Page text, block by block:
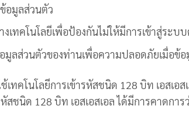
อมูลส่วนตัว
งเทคโนโลยีเพื่อป้องกันไม่ให้มีการเข้าสู่ระ
มูลส่วนตัวของท่านเพื่อความปลอดภัยเมื่อข้
คโนโลยีการเข้ารหัสชนิด 128 บิท เอสเอสเ
หัสชนิด 128 บิท เอสเอสเอล ได้มีการคาดก